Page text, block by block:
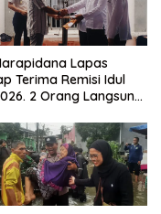
Lapas
Terima Remisi Idul
2 Orang Langsung